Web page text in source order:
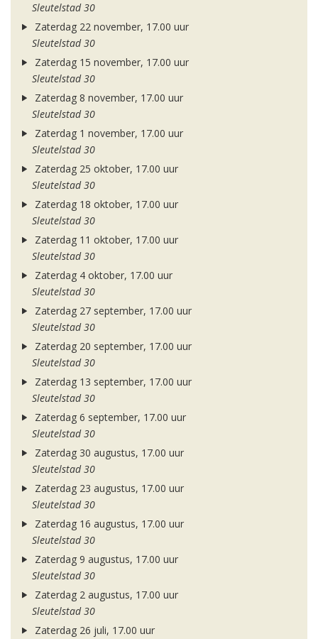
Sleutelstad 30
Zaterdag 22 november, 17.00 uur
Sleutelstad 30
Zaterdag 15 november, 17.00 uur
Sleutelstad 30
Zaterdag 8 november, 17.00 uur
Sleutelstad 30
Zaterdag 1 november, 17.00 uur
Sleutelstad 30
Zaterdag 25 oktober, 17.00 uur
Sleutelstad 30
Zaterdag 18 oktober, 17.00 uur
Sleutelstad 30
Zaterdag 11 oktober, 17.00 uur
Sleutelstad 30
Zaterdag 4 oktober, 17.00 uur
Sleutelstad 30
Zaterdag 27 september, 17.00 uur
Sleutelstad 30
Zaterdag 20 september, 17.00 uur
Sleutelstad 30
Zaterdag 13 september, 17.00 uur
Sleutelstad 30
Zaterdag 6 september, 17.00 uur
Sleutelstad 30
Zaterdag 30 augustus, 17.00 uur
Sleutelstad 30
Zaterdag 23 augustus, 17.00 uur
Sleutelstad 30
Zaterdag 16 augustus, 17.00 uur
Sleutelstad 30
Zaterdag 9 augustus, 17.00 uur
Sleutelstad 30
Zaterdag 2 augustus, 17.00 uur
Sleutelstad 30
Zaterdag 26 juli, 17.00 uur